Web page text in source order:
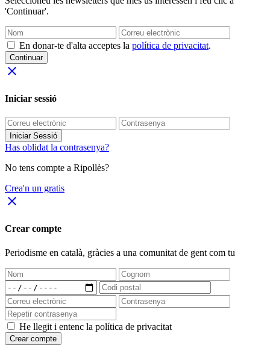
'Continuar'.
En donar-te d'alta acceptes la política de privacitat.
Continuar
close
Iniciar sessió
Iniciar Sessió
Has oblidat la contrasenya?
No tens compte a Ripollès?
Crea'n un gratis
close
Crear compte
Periodisme en català, gràcies a una comunitat de gent com tu
He llegit i entenc la política de privacitat
Crear compte